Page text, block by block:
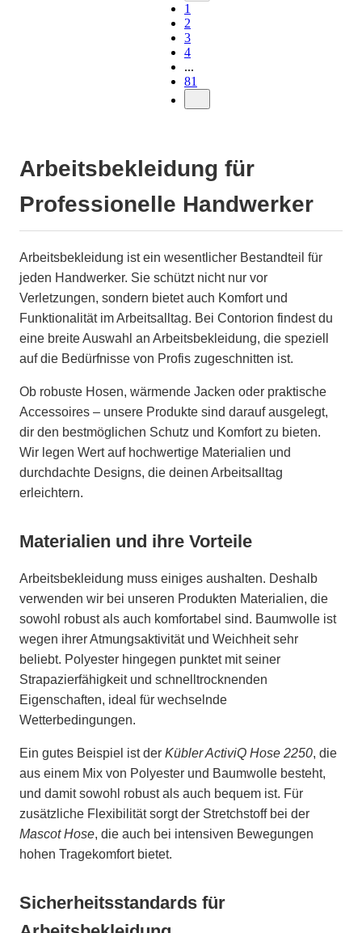
1
2
3
4
...
81
Arbeitsbekleidung für
Professionelle Handwerker
Arbeitsbekleidung ist ein wesentlicher Bestandteil für
jeden Handwerker. Sie schützt nicht nur vor
Verletzungen, sondern bietet auch Komfort und
Funktionalität im Arbeitsalltag. Bei Contorion findest du
eine breite Auswahl an Arbeitsbekleidung, die speziell
auf die Bedürfnisse von Profis zugeschnitten ist.
Ob robuste Hosen, wärmende Jacken oder praktische
Accessoires – unsere Produkte sind darauf ausgelegt,
dir den bestmöglichen Schutz und Komfort zu bieten.
Wir legen Wert auf hochwertige Materialien und
durchdachte Designs, die deinen Arbeitsalltag
erleichtern.
Materialien und ihre Vorteile
Arbeitsbekleidung muss einiges aushalten. Deshalb
verwenden wir bei unseren Produkten Materialien, die
sowohl robust als auch komfortabel sind. Baumwolle ist
wegen ihrer Atmungsaktivität und Weichheit sehr
beliebt. Polyester hingegen punktet mit seiner
Strapazierfähigkeit und schnelltrocknenden
Eigenschaften, ideal für wechselnde
Wetterbedingungen.
Ein gutes Beispiel ist der Kübler ActiviQ Hose 2250, die
aus einem Mix von Polyester und Baumwolle besteht,
und damit sowohl robust als auch bequem ist. Für
zusätzliche Flexibilität sorgt der Stretchstoff bei der
Mascot Hose, die auch bei intensiven Bewegungen
hohen Tragekomfort bietet.
Sicherheitsstandards für